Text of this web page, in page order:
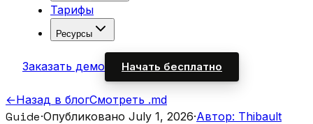
Тарифы
Ресурсы
Заказать демо Начать бесплатно
←Назад в блогСмотреть .md
Guide·Опубликовано July 1, 2026·Автор: Thibault